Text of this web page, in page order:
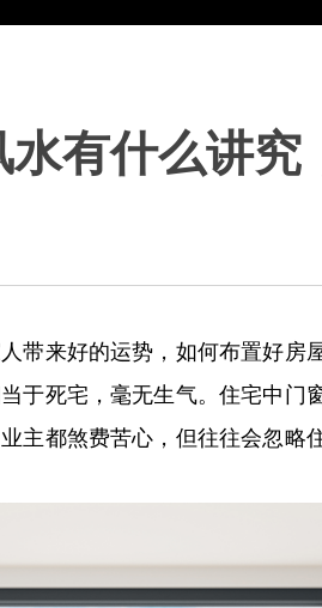
有什么讲究
带来好的运势，如何布置好
于死宅，毫无生气。住宅中
主都煞费苦心，但往往会忽